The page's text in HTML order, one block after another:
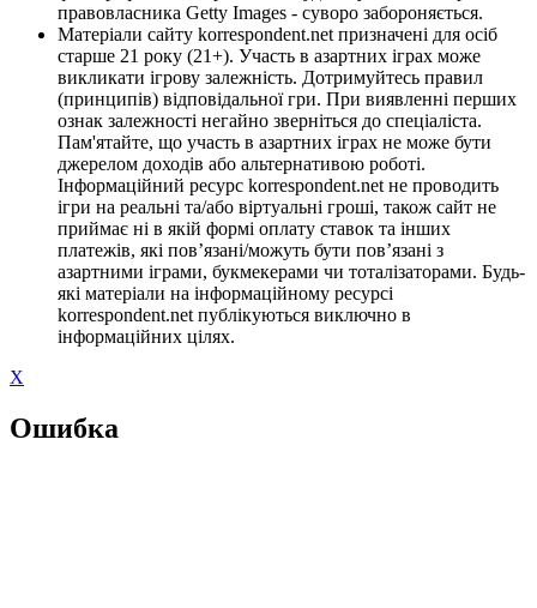
правовласника Getty Images - суворо забороняється.
Матеріали сайту korrespondent.net призначені для осіб
старше 21 року (21+). Участь в азартних іграх може
викликати ігрову залежність. Дотримуйтесь правил
(принципів) відповідальної гри. При виявленні перших
ознак залежності негайно зверніться до спеціаліста.
Пам'ятайте, що участь в азартних іграх не може бути
джерелом доходів або альтернативою роботі.
Інформаційний ресурс korrespondent.net не проводить
ігри на реальні та/або віртуальні гроші, також сайт не
приймає ні в якій формі оплату ставок та інших
платежів, які пов’язані/можуть бути пов’язані з
азартними іграми, букмекерами чи тоталізаторами. Будь-
які матеріали на інформаційному ресурсі
korrespondent.net публікуються виключно в
інформаційних цілях.
X
Ошибка